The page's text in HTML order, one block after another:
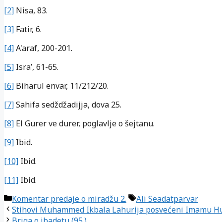
[2] Nisa, 83.
[3] Fatir, 6.
[4]A'araf, 200-201.
[5] Isra’, 61-65.
[6] Biharul envar, 11/212/20.
[7]Sahifa sedždžadijja, dova 25.
[8] El Gurer ve durer, poglavlje o šejtanu.
[9] Ibid.
[10] Ibid.
[11] Ibid.
Kategorije
Komentar predaje o miradžu 2. Oznake
Ali Seadatparvar
Stihovi Muhammed Ikbala Lahurija posvećeni Imamu